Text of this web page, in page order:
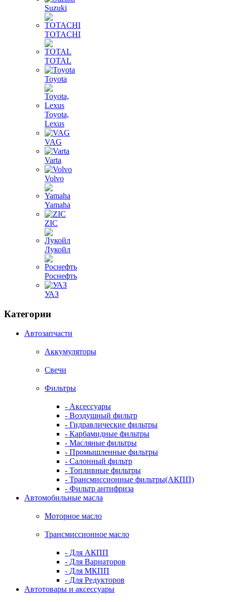
Suzuki
TOTACHI
TOTAL
Toyota
Toyota,
Lexus
VAG
Varta
Volvo
Yamaha
ZIC
Лукойл
Роснефть
УАЗ
Категории
Автозапчасти
Аккумуляторы
Свечи
Фильтры
- Аксессуары
- Воздушный фильтр
- Гидравлические фильтры
- Карбамидные фильтры
- Масляные фильтры
- Промышленные фильтры
- Салонный фильтр
- Топливные фильтры
- Трансмиссионные фильтры(АКПП)
- Фильтр антифриза
Автомобильные масла
Моторное масло
Трансмиссионное масло
- Для АКПП
- Для Вариаторов
- Для МКПП
- Для Редукторов
Автотовары и аксессуары